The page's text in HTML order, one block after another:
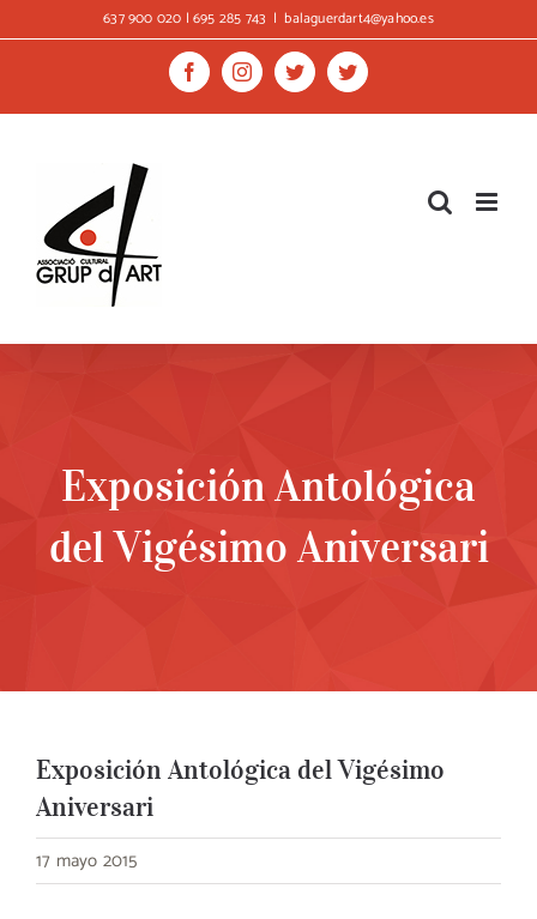
637 900 020 | 695 285 743 | balaguerdart4@yahoo.es
FacebookInstagramTwitterTwitter
Exposición Antológica
del Vigésimo Aniversari
Exposición Antológica del Vigésimo
Aniversari
17 mayo 2015